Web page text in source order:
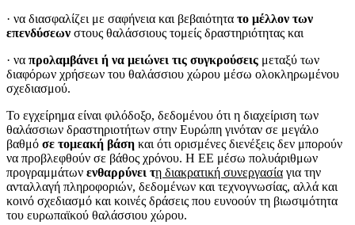
· να διασφαλίζει με σαφήνεια και βεβαιότητα το μέλλον των
επενδύσεων στους θαλάσσιους τομείς δραστηριότητας και
· να προλαμβάνει ή να μειώνει τις συγκρούσεις μεταξύ των
διαφόρων χρήσεων του θαλάσσιου χώρου μέσω ολοκληρωμένου
σχεδιασμού.
Το εγχείρημα είναι φιλόδοξο, δεδομένου ότι η διαχείριση των
θαλάσσιων δραστηριοτήτων στην Ευρώπη γινόταν σε μεγάλο
βαθμό σε τομεακή βάση και ότι ορισμένες διενέξεις δεν μπορούν
να προβλεφθούν σε βάθος χρόνου. Η ΕΕ μέσω πολυάριθμων
προγραμμάτων ενθαρρύνει τη διακρατική συνεργασία για την
ανταλλαγή πληροφοριών, δεδομένων και τεχνογνωσίας, αλλά και
κοινό σχεδιασμό και κοινές δράσεις που ευνοούν τη βιωσιμότητα
του ευρωπαϊκού θαλάσσιου χώρου.